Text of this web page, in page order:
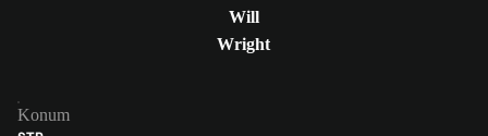
Will
Wright
Konum